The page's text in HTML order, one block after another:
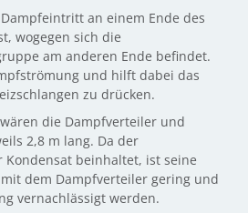
an einem Ende des
wogegen sich die
am anderen Ende befindet.
und hilft dabei das
zu drücken.
die Dampfverteiler und
2,8 m lang. Da der
Kondensat beinhaltet, ist seine
dem Dampfverteiler gering und
vernachlässigt werden.